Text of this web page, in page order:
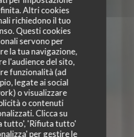
Altri cookies
richiedono il tuo
Questi cookies
servono per
la tua navigazione,
l'audience del sito,
funzionalità (ad
legate ai social
o visualizzare
o contenuti
Clicca su
tutto', 'Rifiuta tutto'
per gestire le
RESTAURANT
|PARIS